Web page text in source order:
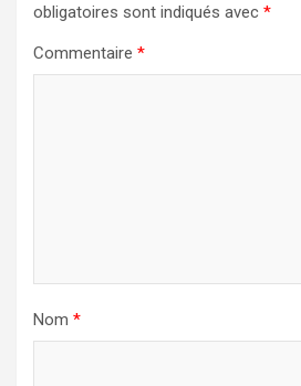
obligatoires sont indiqués avec *
Commentaire *
Nom *